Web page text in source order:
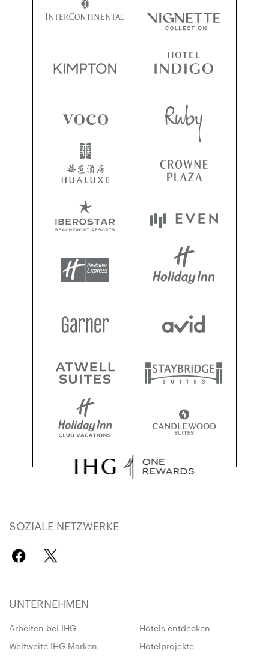
SOZIALE NETZWERKE
UNTERNEHMEN
Arbeiten bei IHG
Hotels entdecken
Weltweite IHG Marken
Hotelprojekte